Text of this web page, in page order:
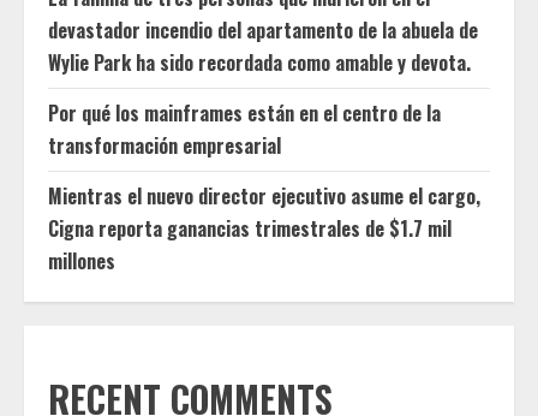
devastador incendio del apartamento de la abuela de
Wylie Park ha sido recordada como amable y devota.
Por qué los mainframes están en el centro de la
transformación empresarial
Mientras el nuevo director ejecutivo asume el cargo,
Cigna reporta ganancias trimestrales de $1.7 mil
millones
RECENT COMMENTS